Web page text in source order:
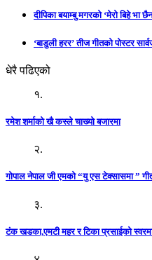
दीपिका बयाम्बु मगरको ‘मेरो बिहे भा
‘बाडुली हरर’ तीज गीतको पोस्टर
धेरै पढिएको
१.
रमेश शर्माको खै कस्ले चाख्यो बजारमा
२.
गोपाल नेपाल जी एमको “यु एस टेक्सासमा ”
३.
टंक खडका,एमटी महर र टिका प्रसाईको